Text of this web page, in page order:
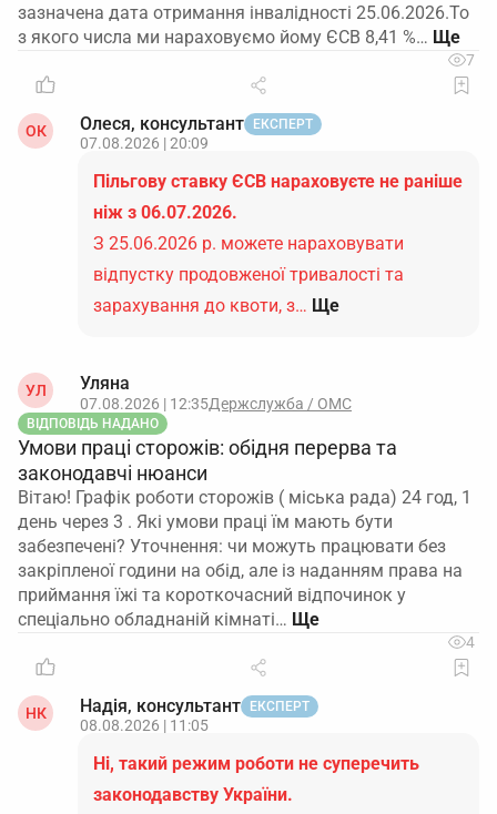
зазначена дата отримання інвалідності 25.06.2026.То
з якого числа ми нараховуємо йому ЄСВ 8,41 %…
7
ОК Олеся, консультант ЕКСПЕРТ
07.08.2026 | 20:09
Пільгову ставку ЄСВ нараховуєте не раніше
ніж з 06.07.2026.
З 25.06.2026 р. можете нараховувати
відпустку продовженої тривалості та
зарахування до квоти, з… Ще
УЛ Уляна
07.08.2026 | 12:35Держслужба / ОМС
ВІДПОВІДЬ НАДАНО
Умови праці сторожів: обідня перерва та
законодавчі нюанси
Вітаю! Графік роботи сторожів ( міська рада) 24 год, 1
день через 3 . Які умови праці їм мають бути
забезпечені? Уточнення: чи можуть працювати без
закріпленої години на обід, але із наданням права на
приймання їжі та короткочасний відпочинок у
спеціально обладнаній кімнаті…
4
НК Надія, консультант ЕКСПЕРТ
08.08.2026 | 11:05
Ні, такий режим роботи не суперечить
законодавству України.